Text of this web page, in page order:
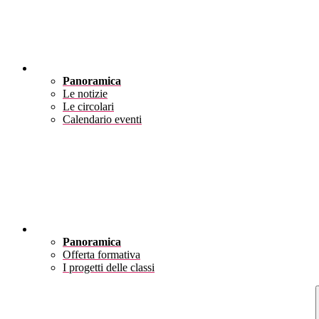
Panoramica
Le notizie
Le circolari
Calendario eventi
Panoramica
Offerta formativa
I progetti delle classi